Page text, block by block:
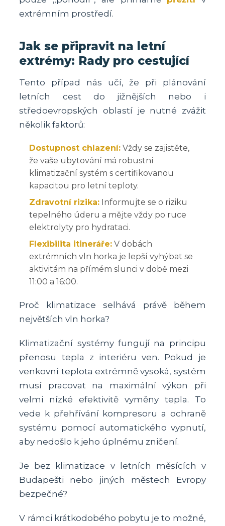
extrémním prostředí.
Jak se připravit na letní
extrémy: Rady pro cestující
Tento případ nás učí, že při plánování
letních cest do jižnějších nebo i
středoevropských oblastí je nutné zvážit
několik faktorů:
Dostupnost chlazení: Vždy se zajistěte,
že vaše ubytování má robustní
klimatizační systém s certifikovanou
kapacitou pro letní teploty.
Zdravotní rizika: Informujte se o riziku
tepelného úderu a mějte vždy po ruce
elektrolyty pro hydrataci.
Flexibilita itineráře: V dobách
extrémních vln horka je lepší vyhýbat se
aktivitám na přímém slunci v době mezi
11:00 a 16:00.
Proč klimatizace selhává právě během
největších vln horka?
Klimatizační systémy fungují na principu
přenosu tepla z interiéru ven. Pokud je
venkovní teplota extrémně vysoká, systém
musí pracovat na maximální výkon při
velmi nízké efektivitě vyměny tepla. To
vede k přehřívání kompresoru a ochraně
systému pomocí automatického vypnutí,
aby nedošlo k jeho úplnému zničení.
Je bez klimatizace v letních měsících v
Budapešti nebo jiných městech Evropy
bezpečné?
V rámci krátkodobého pobytu je to možné,